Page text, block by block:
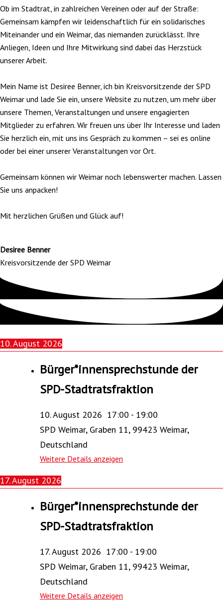
Ob im Stadtrat, in zahlreichen Vereinen oder auf der Straße:
Gemeinsam kämpfen wir leidenschaftlich für ein solidarisches
Miteinander und ein Weimar, das niemanden zurücklässt. Ihre
Anliegen, Ideen und Ihre Mitwirkung sind dabei das Herzstück
unserer Arbeit.
Mein Name ist Desiree Benner, ich bin Kreisvorsitzende der SPD
Weimar und lade Sie ein, unsere Website zu nutzen, um mehr über
unsere Themen, Veranstaltungen und unsere engagierten
Mitglieder zu erfahren. Wir freuen uns über Ihr Interesse und laden
Sie herzlich ein, mit uns ins Gespräch zu kommen – sei es online
oder bei einer unserer Veranstaltungen vor Ort.
Gemeinsam können wir Weimar noch lebenswerter machen. Lassen
Sie uns anpacken!
Mit herzlichen Grüßen und Glück auf!
Desiree Benner
Kreisvorsitzende der SPD Weimar
10. August 2026
Bürger*innensprechstunde der
SPD-Stadtratsfraktion
10. August 2026 17:00 - 19:00
SPD Weimar, Graben 11, 99423 Weimar,
Deutschland
Weitere Details anzeigen
17. August 2026
Bürger*innensprechstunde der
SPD-Stadtratsfraktion
17. August 2026 17:00 - 19:00
SPD Weimar, Graben 11, 99423 Weimar,
Deutschland
Weitere Details anzeigen